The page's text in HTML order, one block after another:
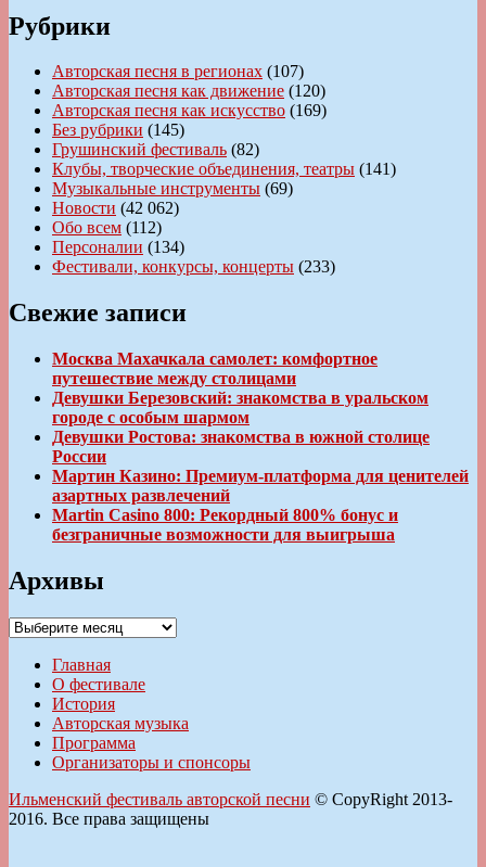
Рубрики
Авторская песня в регионах (107)
Авторская песня как движение (120)
Авторская песня как искусство (169)
Без рубрики (145)
Грушинский фестиваль (82)
Клубы, творческие объединения, театры (141)
Музыкальные инструменты (69)
Новости (42 062)
Обо всем (112)
Персоналии (134)
Фестивали, конкурсы, концерты (233)
Свежие записи
Москва Махачкала самолет: комфортное
путешествие между столицами
Девушки Березовский: знакомства в уральском
городе с особым шармом
Девушки Ростова: знакомства в южной столице
России
Мартин Казино: Премиум-платформа для ценителей
азартных развлечений
Martin Casino 800: Рекордный 800% бонус и
безграничные возможности для выигрыша
Архивы
Архивы
Главная
О фестивале
История
Авторская музыка
Программа
Организаторы и спонсоры
Ильменский фестиваль авторской песни © CopyRight 2013-
2016. Все права защищены